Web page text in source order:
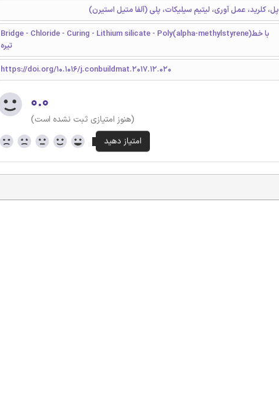
پل، کلرید، عمل آوری، لیتیم سیلیکات، پلی (آلفا متیل استیرن)
Bridge - Chloride - Curing - Lithium silicate - Poly(alpha-methylstyrene)با خط
تیره
https://doi.org/10.1016/j.conbuildmat.2017.12.020
۰.۰
(هنوز امتیازی ثبت نشده است)